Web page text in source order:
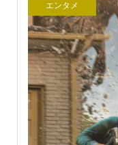
エンタメ